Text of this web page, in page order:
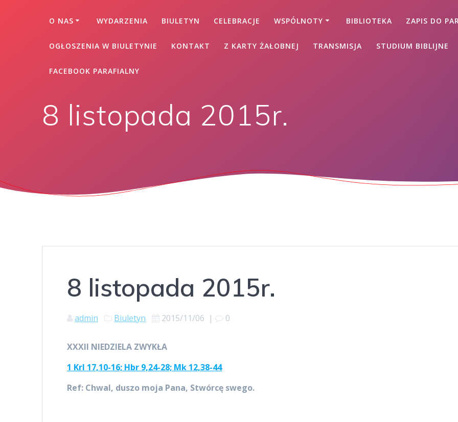
O NAS WYDARZENIA BIULETYN CELEBRACJE WSPÓLNOTY BIBLIOTEKA ZAPIS DO
OGŁOSZENIA W BIULETYNIE KONTAKT Z KARTY ŻAŁOBNEJ TRANSMISJA STUDIUM BIBLIJNE
FACEBOOK PARAFIALNY
8 listopada 2015r.
8 listopada 2015r.
admin Biuletyn 2015/11/06 | 0
XXXII NIEDZIELA ZWYKŁA
1 Krl 17,10-16; Hbr 9,24-28; Mk 12,38-44
Ref: Chwal, duszo moja Pana, Stwórcę swego.